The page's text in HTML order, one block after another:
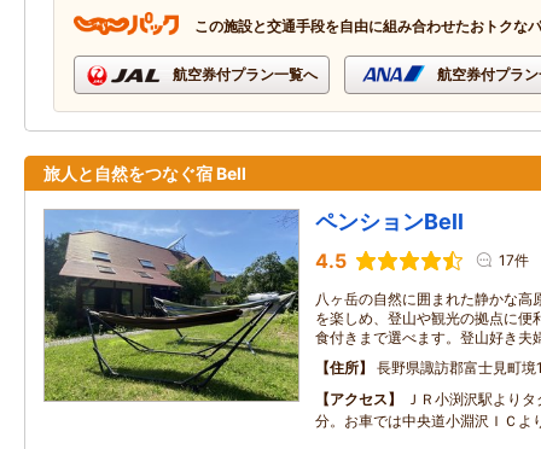
この施設と交通手段を自由に組み合わせたおトクな
航空券付プラン一覧へ 航空券付プラ
旅人と自然をつなぐ宿 Bell
ペンションBell
4.5 17件
八ヶ岳の自然に囲まれた静かな高
を楽しめ、登山や観光の拠点に便
食付きまで選べます。登山好き夫
住所
長野県諏訪郡富士見町境
アクセス
ＪＲ小渕沢駅より
分。お車では中央道小淵沢ＩＣよ